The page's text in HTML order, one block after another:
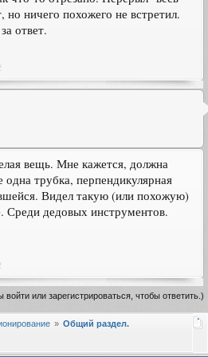
но ничего похожего не встретил.
ответ.
вещь. Мне кажется, должна
трубка, перпендикулярная
Видел такую (или похожую)
Среди дедовых инструментов.
или зарегистрироваться, чтобы ответить.)
Общий раздел.